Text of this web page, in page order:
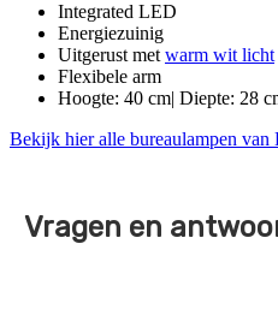
Integrated LED
Energiezuinig
Uitgerust metwarm wit licht
Flexibele arm
Hoogte: 40 cm| Diepte: 28
Bekijk hier alle bureaulampen van
Vragen en